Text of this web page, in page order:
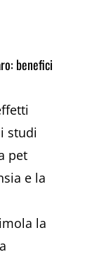
benefici
studi
pet
e la
la